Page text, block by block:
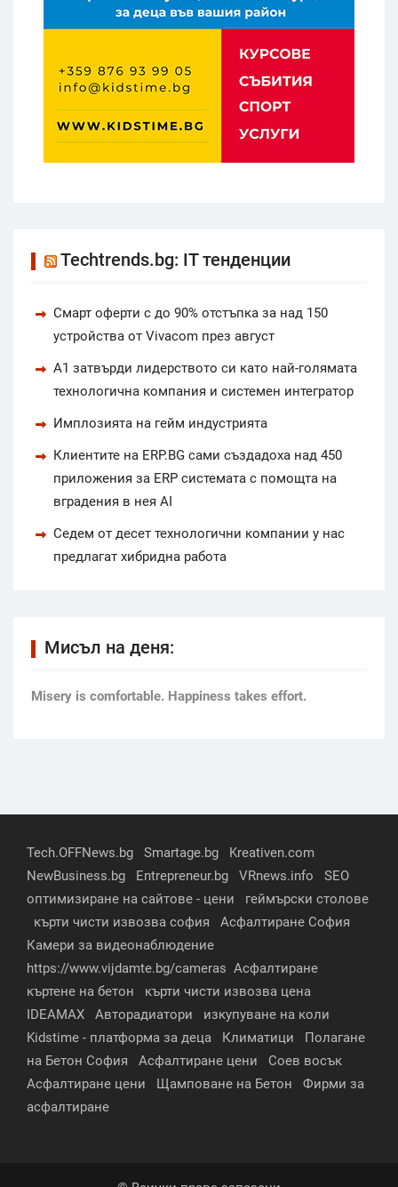
Techtrends.bg: IT тенденции
Смарт оферти с до 90% отстъпка за над 150
устройства от Vivacom през август
А1 затвърди лидерството си като най-голямата
технологична компания и системен интегратор
Имплозията на гейм индустрията
Клиентите на ERP.BG сами създадоха над 450
приложения за ERP системата с помощта на
вградения в нея AI
Седем от десет технологични компании у нас
предлагат хибридна работа
Мисъл на деня:
Мisery is comfortable. Happiness takes effort.
Tech.OFFNews.bg Smartage.bg
Kreativen.com
NewBusiness.bg
Entrepreneur.bg VRnews.info
SEO
оптимизиране на сайтове - цени
геймърски столове
кърти чисти извозва софия
Асфалтиране София
Камери за видеонаблюдение
https://www.vijdamte.bg/cameras Асфалтиране
къртене на бетон
кърти чисти извозва цена
IDEAMAX
Авторадиатори
изкупуване на коли
Kidstime - платформа за деца
Климатици
Полагане
на Бетон София
Асфалтиране цени
Соев восък
Асфалтиране цени
Щамповане на Бетон
Фирми за
асфалтиране